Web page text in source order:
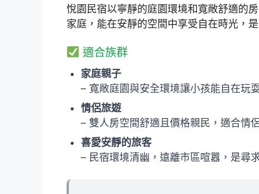
悅園民宿以寧靜的庭園環境和寬敞舒適的
家庭，能在安靜的空間中享受自在時光，
適合族群
家庭親子
– 寬敞庭園與安全環境讓小孩能自在玩
情侶旅遊
– 雙人房空間舒適且價格親民，適合情
喜愛安靜的旅客
– 民宿環境清幽，遠離市區喧囂，是尋